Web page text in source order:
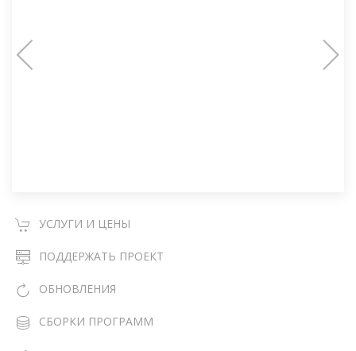
УСЛУГИ И ЦЕНЫ
ПОДДЕРЖАТЬ ПРОЕКТ
ОБНОВЛЕНИЯ
СБОРКИ ПРОГРАММ